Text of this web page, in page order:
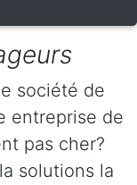
société de
entreprise de
pas cher?
solutions la